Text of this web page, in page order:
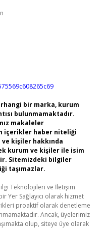
bir marka, kurum
bulunmamaktadır.
makaleler
içerikler haber niteliği
kişiler hakkında
kurum ve kişiler ile isim
Sitemizdeki bilgiler
taşımazlar.
Teknolojileri ve İletişim
Yer Sağlayıcı olarak hizmet
proaktif olarak denetleme
Ancak, üyelerimiz
olup, siteye üye olarak